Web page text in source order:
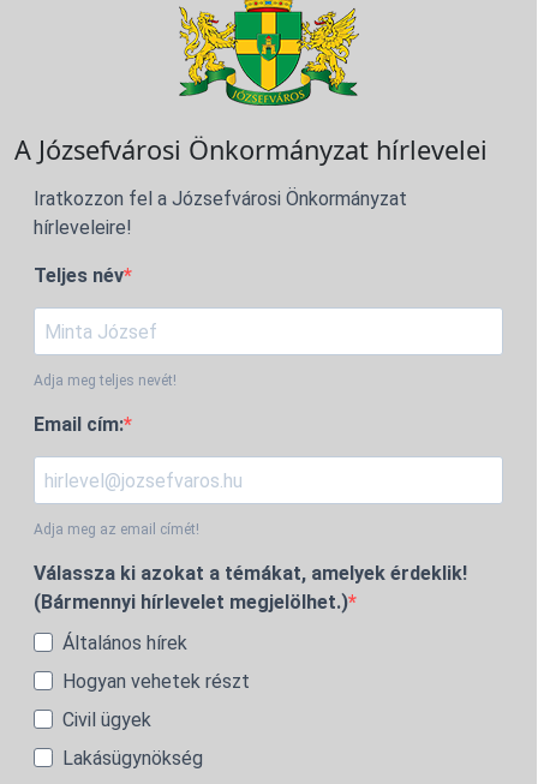
A Józsefvárosi Önkormányzat hírlevelei
Iratkozzon fel a Józsefvárosi Önkormányzat
hírleveleire!
Teljes név
Adja meg teljes nevét!
Email cím:
Adja meg az email címét!
Válassza ki azokat a témákat, amelyek érdeklik!
(Bármennyi hírlevelet megjelölhet.)
Általános hírek
Hogyan vehetek részt
Civil ügyek
Lakásügynökség